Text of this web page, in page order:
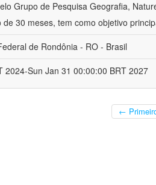
Grupo de Pesquisa Geografia,
30 meses, tem como objetivo
de Rondônia - RO - Brasil
2024-Sun Jan 31 00:00:00 BRT 2027
←